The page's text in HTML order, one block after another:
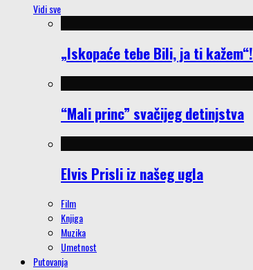
Vidi sve
„Iskopaće tebe Bili, ja ti kažem“!
“Mali princ” svačijeg detinjstva
Elvis Prisli iz našeg ugla
Film
Knjiga
Muzika
Umetnost
Putovanja